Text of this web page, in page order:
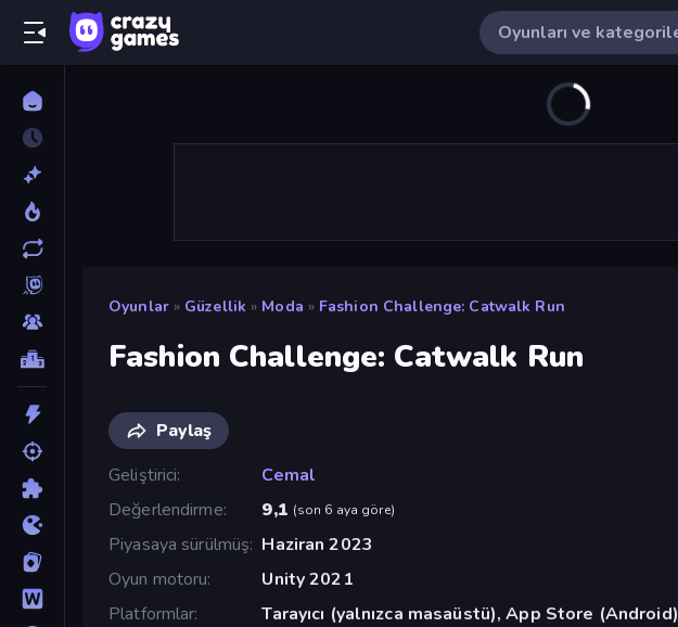
Oyunlar » Güzellik » Moda » Fashion Challenge: Catwalk Run
Fashion Challenge: Catwalk Run
Paylaş
Geliştirici
Cemal
Değerlendirme
9,1 (son 6 aya göre)
Piyasaya sürülmüş Haziran 2023
Oyun motoru
Unity 2021
Platformlar
Tarayıcı (yalnızca masaüstü), App Store (Android)